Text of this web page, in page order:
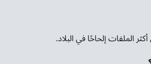
الملفات إلحاحًا في البلاد.